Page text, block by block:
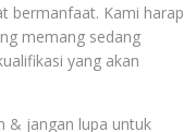
bermanfaat. Kami harap
memang sedang
yang akan
& jangan lupa untuk